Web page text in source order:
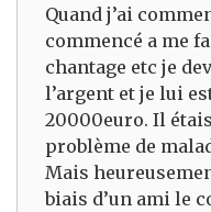
Quand j’ai
commencé a me
chantage etc je
l’argent et je lui
20000euro. Il
problème de
Mais
biais d’un ami le